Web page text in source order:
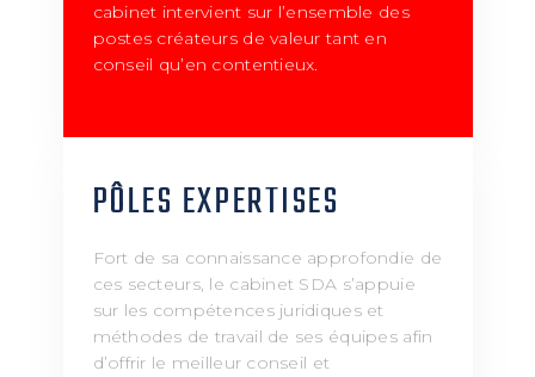
cabinet intervient sur l’ensemble des
postes créateurs de valeur tant en
conseil qu’en contentieux.
PÔLES EXPERTISES
Fort de sa connaissance approfondie de
ces secteurs, le cabinet SDA s’appuie
sur les compétences juridiques et
méthodes de travail de ses équipes afin
d’offrir le meilleur conseil et